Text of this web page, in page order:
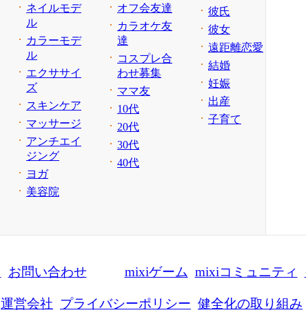
ネイルモデ
ル
カラーモデ
ル
エクササイ
ズ
スキンケア
マッサージ
アンチエイ
ジング
ヨガ
美容院
オフ会友達
カラオケ友
達
コスプレ合
わせ募集
ママ友
10代
20代
30代
40代
彼氏
彼女
遠距離恋愛
結婚
妊娠
出産
子育て
お問い合わせ mixiゲーム mixiコミュニティ
運営会社 プライバシーポリシー 健全化の取り組み